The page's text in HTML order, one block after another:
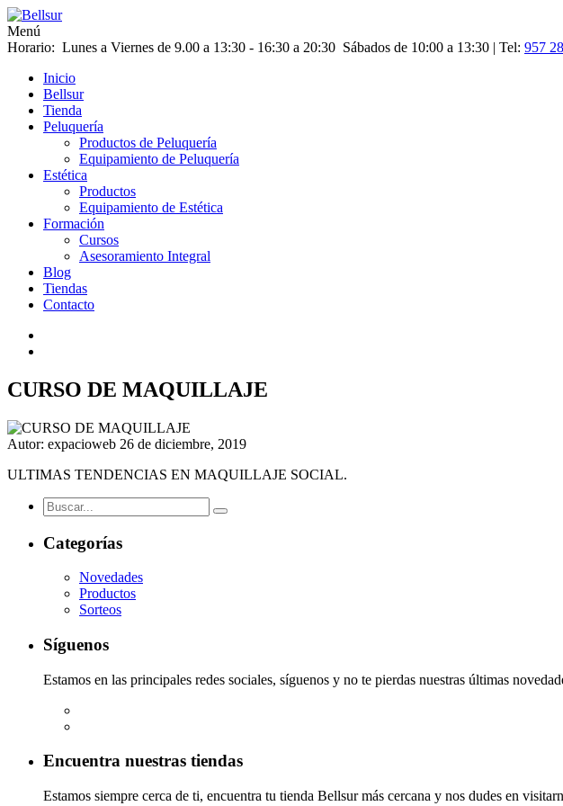
Menú
Horario: Lunes a Viernes de 9.00 a 13:30 - 16:30 a 20:30 Sábados de 10:00 a 13:30 | Tel: 957
Inicio
Bellsur
Tienda
Peluquería
Productos de Peluquería
Equipamiento de Peluquería
Estética
Productos
Equipamiento de Estética
Formación
Cursos
Asesoramiento Integral
Blog
Tiendas
Contacto
CURSO DE MAQUILLAJE
Autor: expacioweb 26 de diciembre, 2019
ULTIMAS TENDENCIAS EN MAQUILLAJE SOCIAL.
Categorías
Novedades
Productos
Sorteos
Síguenos
Estamos en las principales redes sociales, síguenos y no te pierdas nuestras últimas
Encuentra nuestras tiendas
Estamos siempre cerca de ti, encuentra tu tienda Bellsur más cercana y nos dudes en